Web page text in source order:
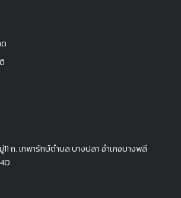
ถ. เทพารักษ์ตำบล บางปลา อำเภอบางพลี